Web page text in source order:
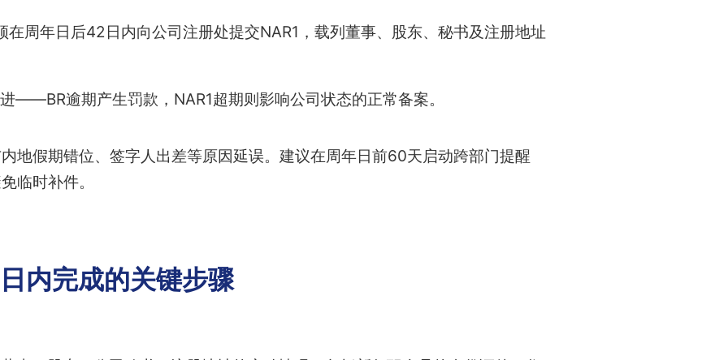
在周年日后42日内向公司注册处提交NAR1，载列董事、股东、秘书及注册地址
——BR逾期产生罚款，NAR1超期则影响公司状态的正常备案。
地假期错位、签字人出差等原因延误。建议在周年日前60天启动跨部门提醒
临时补件。
内完成的关键步骤